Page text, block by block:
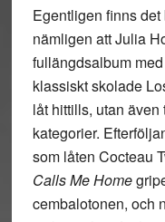
Egentligen finns
nämligen att Julia
fullängdsalbum med
klassiskt skolade
låt hittills, utan
kategorier.
som låten Cocteau
Calls Me Home
cembalotonen, och